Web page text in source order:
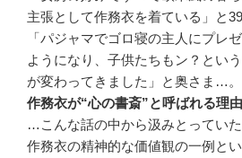
主張として作務衣を着ている」と39
「パジャマでゴロ寝の主人にプレ
ようになり、子供たちもン？とい
が変わってきました」と奥さま…。
作務衣が“心の書斎”と呼ばれる理
…こんな話の中から汲みとっていた
作務衣の精神的な価値観の一例とい